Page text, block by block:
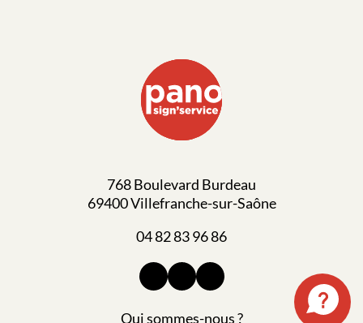
768 Boulevard Burdeau
69400 Villefranche-sur-Saône
04 82 83 96 86
Qui sommes-nous ?